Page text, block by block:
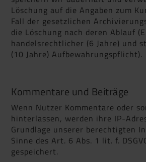
Löschung auf die Angaben zum
Fall der gesetzlichen
die Löschung nach deren Ablauf
handelsrechtlicher (6 Jahre) und
(10 Jahre) Aufbewahrungspflicht).
Kommentare und Beiträge
Wenn Nutzer Kommentare oder
hinterlassen, werden ihre IP-
Grundlage unserer berechtigten
Sinne des Art. 6 Abs. 1 lit. f.
gespeichert.